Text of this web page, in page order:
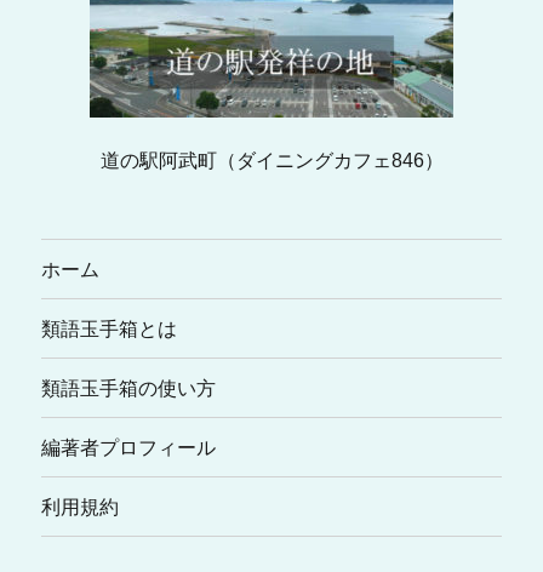
道の駅阿武町（ダイニングカフェ846）
ホーム
類語玉手箱とは
類語玉手箱の使い方
編著者プロフィール
利用規約